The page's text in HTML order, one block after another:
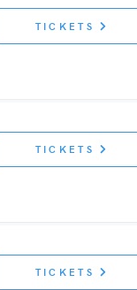
TICKETS
TICKETS
TICKETS